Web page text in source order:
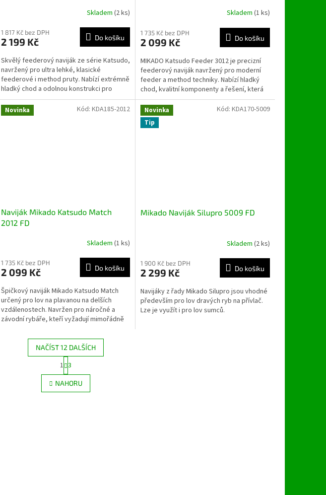
Skladem (2 ks)
1 817 Kč bez DPH
2 199 Kč Do košíku
Skvělý feederový naviják ze série Katsudo,
navržený pro ultra lehké, klasické
feederové i method pruty. Nabízí extrémně
hladký chod a odolnou konstrukci pro
každodenní použití.
Skladem (1 ks)
1 735 Kč bez DPH
2 099 Kč Do košíku
MIKADO Katsudo Feeder 3012 je precizní
feederový naviják navržený pro moderní
feeder a method techniky. Nabízí hladký
chod, kvalitní komponenty a řešení, která
ocení jak...
Novinka
Naviják Mikado Katsudo Match
2012 FD
Skladem (1 ks)
1 735 Kč bez DPH
2 099 Kč Do košíku
Špičkový naviják Mikado Katsudo Match
určený pro lov na plavanou na delších
vzdálenostech. Navržen pro náročné a
závodní rybáře, kteří vyžadují mimořádně
Kód: KDA185-2012
Novinka
Tip
Mikado Naviják Silupro 5009 FD
Skladem (2 ks)
1 900 Kč bez DPH
2 299 Kč Do košíku
Navijáky z řady Mikado Silupro jsou vhodné
především pro lov dravých ryb na přívlač.
Lze je využít i pro lov sumců.
Kód: KDA170-5009
O
v
l
NAČÍST 12 DALŠÍCH
t
r
á
n
1 3
NAHORU